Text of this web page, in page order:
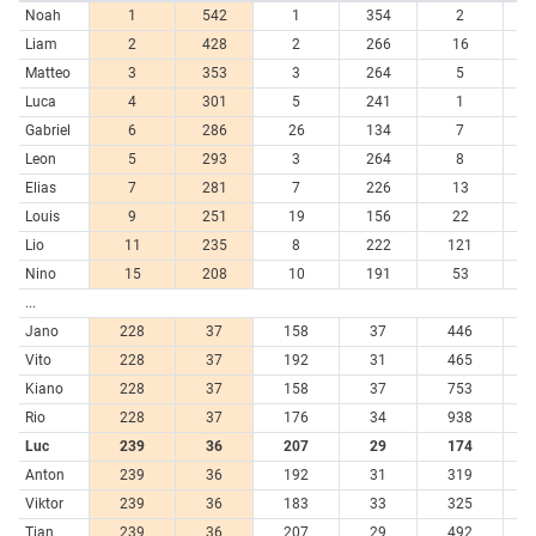
Noah 1 542 1 354 2
Liam
2 428 2 266 16
Matteo
3 353 3 264 5
Luca
4 301 5 241 1
Gabriel
6 286 26 134 7
Leon
5 293 3 264 8
Elias
7 281 7 226 13
Louis
9 251 19 156 22
Lio
11 235 8 222 121
Nino
15 208 10 191 53
...
Jano
228 37 158 37 446
Vito
228 37 192 31 465
Kiano
228 37 158 37 753
Rio
228 37 176 34 938
Luc
239 36 207 29 174
Anton
239 36 192 31 319
Viktor
239 36 183 33 325
Tian
239 36 207 29 492